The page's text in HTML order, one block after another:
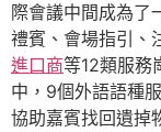
際會議中間成為了
禮賓、會場指引、
進口商等12類服務
中，9個外語語種
協助嘉賓找回遺掉